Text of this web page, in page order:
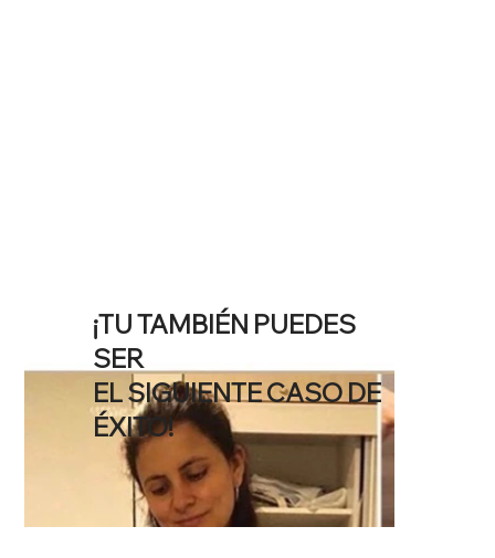
¡TU TAMBIÉN PUEDES
SER
EL SIGUIENTE CASO DE
ÉXITO!